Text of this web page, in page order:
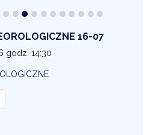
16-07
godz. 14:30